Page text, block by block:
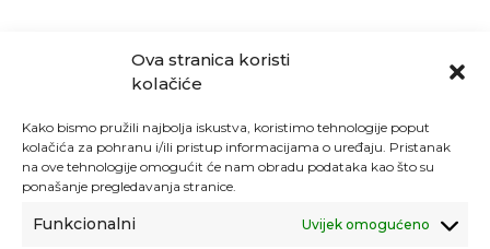
Ova stranica koristi
kolačiće
Kako bismo pružili najbolja iskustva, koristimo tehnologije poput
kolačića za pohranu i/ili pristup informacijama o uređaju. Pristanak
na ove tehnologije omogućit će nam obradu podataka kao što su
ponašanje pregledavanja stranice.
Funkcionalni Uvijek omogućeno